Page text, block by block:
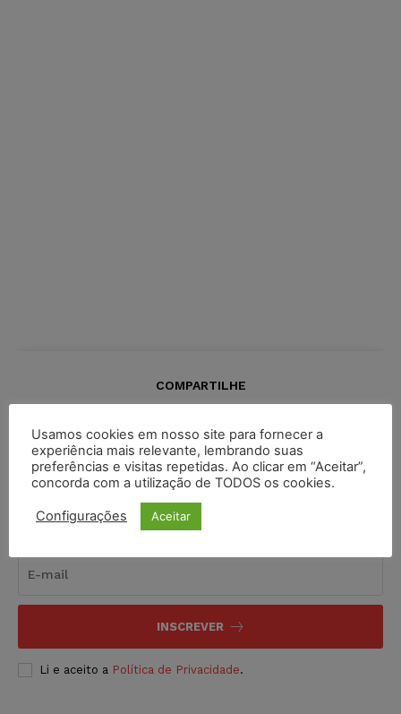
COMPARTILHE
Inscreva-se
INSCREVER
Li e aceito a Política de Privacidade.
Usamos cookies em nosso site para fornecer a
experiência mais relevante, lembrando suas
preferências e visitas repetidas. Ao clicar em “Aceitar”,
concorda com a utilização de TODOS os cookies.
Configurações Aceitar